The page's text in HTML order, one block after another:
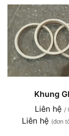
Khung
Liên hệ /
Liên hệ (đơn